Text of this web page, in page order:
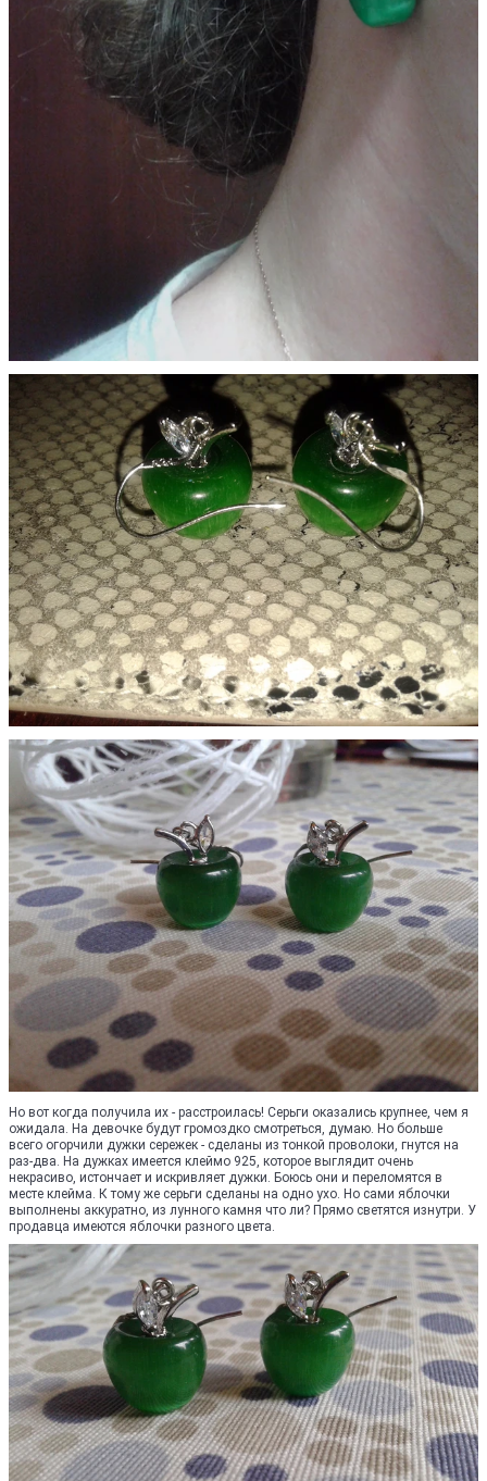
Но вот когда получила их - расстроилась! Серьги оказались крупнее, чем я
ожидала. На девочке будут громоздко смотреться, думаю. Но больше
всего огорчили дужки сережек - сделаны из тонкой проволоки, гнутся на
раз-два. На дужках имеется клеймо 925, которое выглядит очень
некрасиво, истончает и искривляет дужки. Боюсь они и переломятся в
месте клейма. К тому же серьги сделаны на одно ухо. Но сами яблочки
выполнены аккуратно, из лунного камня что ли? Прямо светятся изнутри. У
продавца имеются яблочки разного цвета.